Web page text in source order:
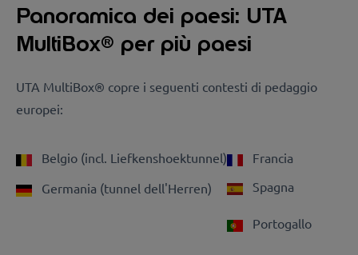
Panoramica dei paesi: UTA
MultiBox® per più paesi
UTA MultiBox® copre i seguenti contesti di pedaggio
europei:
Belgio (incl. Liefkenshoektunnel)
Germania (tunnel dell'Herren)
Francia
Spagna
Portogallo